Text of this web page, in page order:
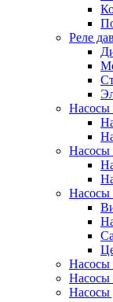
Реле
Насосы
Насосы
Насосы
Насосы
Насосы
Насосы